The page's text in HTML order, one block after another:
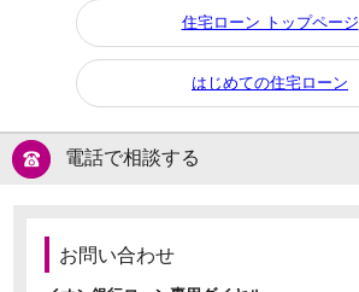
住宅ローン トップページ
はじめての住宅ローン
電話で相談する
お問い合わせ